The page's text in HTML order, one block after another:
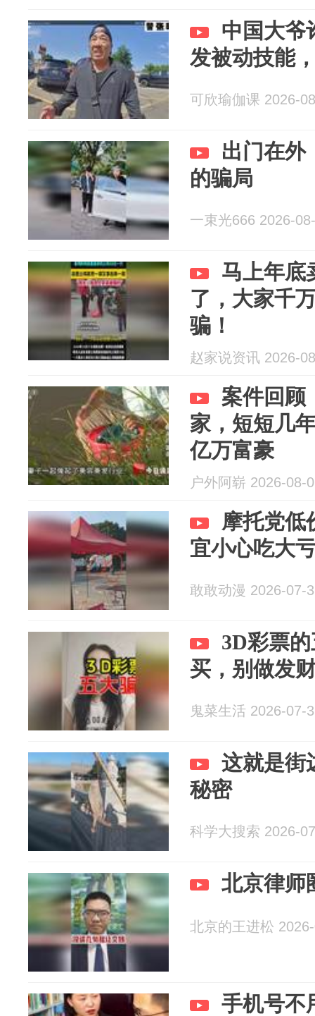
中国大爷
发被动技能
可欣瑜伽课 2026-
出门在外
的骗局
一束光666 2026-
马上年底
了，大家千
骗！
赵家说资讯 2026-
案件回顾
家，短短几
亿万富豪
户外阿崭 2026-08-
摩托党低
宜小心吃大
敢敢动漫 2026-07-
3D彩票
买，别做发
鬼菜生活 2026-07-
这就是街
秘密
科学大搜索 2026-
北京律师
北京的王进松
手机号不